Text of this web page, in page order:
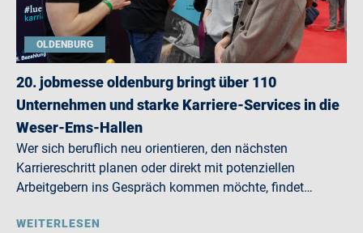
OLDENBURG
20. jobmesse oldenburg bringt über 110
Unternehmen und starke Karriere-Services in die
Weser-Ems-Hallen
Wer sich beruflich neu orientieren, den nächsten
Karriereschritt planen oder direkt mit potenziellen
Arbeitgebern ins Gespräch kommen möchte, findet…
WEITERLESEN